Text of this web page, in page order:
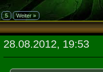
5 Weiter »
28.08.2012, 19:53